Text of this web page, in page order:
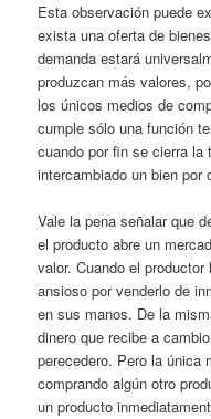
Esta observación puede
exista una oferta de
demanda estará
produzcan más valores,
los únicos medios de
cumple sólo una función
cuando por fin se cierra la
intercambiado un bien por
Vale la pena señalar que
el producto abre un
valor. Cuando el
ansioso por venderlo de
en sus manos. De la
dinero que recibe a
perecedero. Pero la única
comprando algún otro
un producto